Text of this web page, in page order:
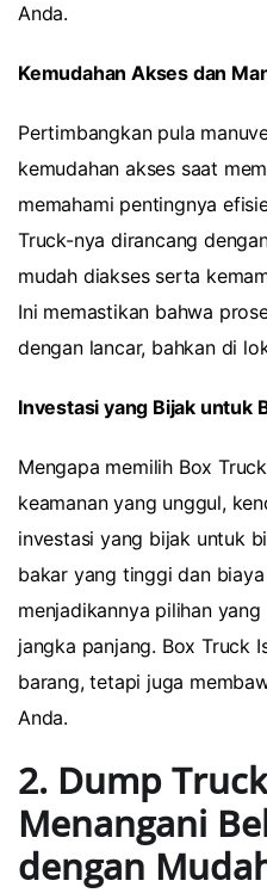
Anda.
Kemudahan Akses dan
Pertimbangkan pula
kemudahan akses saat
memahami pentingnya
Truck-nya dirancang
mudah diakses serta
Ini memastikan bahwa
dengan lancar, bahkan di
Investasi yang Bijak untuk
Mengapa memilih Box
keamanan yang unggul,
investasi yang bijak untuk
bakar yang tinggi dan
menjadikannya pilihan
jangka panjang. Box Truck
barang, tetapi juga
Anda.
2. Dump
Menangani
dengan